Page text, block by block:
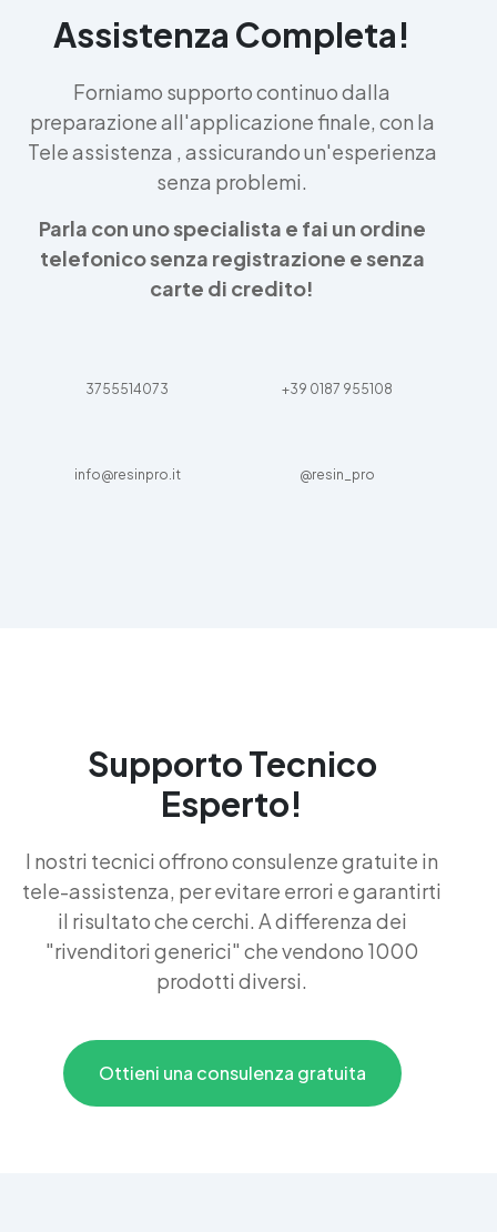
Assistenza Completa!
Forniamo supporto continuo dalla
preparazione all'applicazione finale, con la
Tele assistenza , assicurando un'esperienza
senza problemi.
Parla con uno specialista e fai un ordine
telefonico senza registrazione e senza
carte di credito!
3755514073 +39 0187 955108
info@resinpro.it @resin_pro
Supporto Tecnico
Esperto!
I nostri tecnici offrono consulenze gratuite in
tele-assistenza, per evitare errori e garantirti
il risultato che cerchi. A differenza dei
"rivenditori generici" che vendono 1000
prodotti diversi.
Ottieni una consulenza gratuita